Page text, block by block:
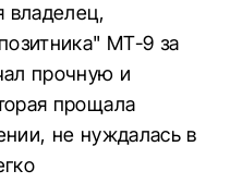
владелец,
МТ-9 за
прочную и
прощала
не нуждалась в